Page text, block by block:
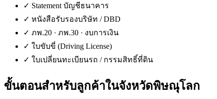
✓ Statement บัญชีธนาคาร
✓ หนังสือรับรองบริษัท / DBD
✓ ภพ.20 · ภพ.30 · งบการเงิน
✓ ใบขับขี่ (Driving License)
✓ ใบเปลี่ยนทะเบียนรถ / กรรมสิทธิ์ที่ดิน
ขั้นตอนสำหรับลูกค้าในจังหวัดพิษณุโลก